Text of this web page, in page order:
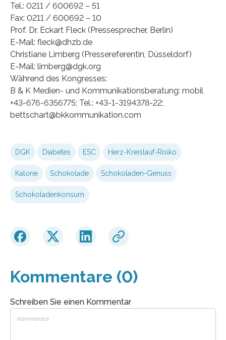
Tel.: 0211 / 600692 – 51
Fax: 0211 / 600692 – 10
Prof. Dr. Eckart Fleck (Pressesprecher, Berlin)
E-Mail: fleck@dhzb.de
Christiane Limberg (Pressereferentin, Düsseldorf)
E-Mail: limberg@dgk.org
Während des Kongresses:
B & K Medien- und Kommunikationsberatung: mobil
+43-676-6356775; Tel.: +43-1-3194378-22;
bettschart@bkkommunikation.com
DGK Diabetes ESC Herz-Kreislauf-Risiko
Kalorie Schokolade Schokoladen-Genuss
Schokoladenkonsum
Kommentare (0)
Schreiben Sie einen Kommentar